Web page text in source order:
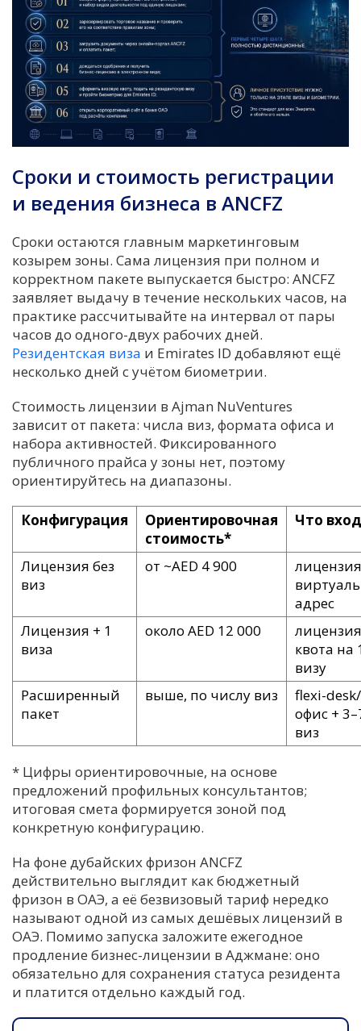
Сроки и стоимость регистрации
и ведения бизнеса в ANCFZ
Сроки остаются главным маркетинговым
козырем зоны. Сама лицензия при полном и
корректном пакете выпускается быстро: ANCFZ
заявляет выдачу в течение нескольких часов, на
практике рассчитывайте на интервал от пары
часов до одного-двух рабочих дней.
Резидентская виза и Emirates ID добавляют ещё
несколько дней с учётом биометрии.
Стоимость лицензии в Ajman NuVentures
зависит от пакета: числа виз, формата офиса и
набора активностей. Фиксированного
публичного прайса у зоны нет, поэтому
ориентируйтесь на диапазоны.
Конфигурация
Ориентировочная
стоимость*
Что
Лицензия без
виз
от ~AED 4 900
адрес
Лицензия + 1
виза
около AED 12 000
квота на
визу
Расширенный
пакет
выше, по числу виз
flexi-desk/
офис +
виз
* Цифры ориентировочные, на основе
предложений профильных консультантов;
итоговая смета формируется зоной под
конкретную конфигурацию.
На фоне дубайских фризон ANCFZ
действительно выглядит как бюджетный
фризон в ОАЭ, а её безвизовый тариф нередко
называют одной из самых дешёвых лицензий в
ОАЭ. Помимо запуска заложите ежегодное
продление бизнес-лицензии в Аджмане: оно
обязательно для сохранения статуса резидента
и платится отдельно каждый год.